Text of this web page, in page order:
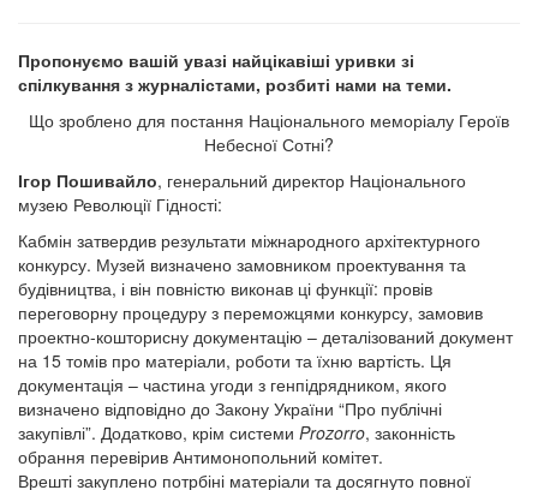
Пропонуємо вашій увазі найцікавіші уривки зі
спілкування з журналістами, розбиті нами на теми.
Що зроблено для постання Національного меморіалу Героїв
Небесної Сотні?
Ігор Пошивайло, генеральний директор Національного
музею Революції Гідності:
Кабмін затвердив результати міжнародного архітектурного
конкурсу. Музей визначено замовником проектування та
будівництва, і він повністю виконав ці функції: провів
переговорну процедуру з переможцями конкурсу, замовив
проектно-кошторисну документацію – деталізований документ
на 15 томів про матеріали, роботи та їхню вартість. Ця
документація – частина угоди з генпідрядником, якого
визначено відповідно до Закону України “Про публічні
закупівлі”. Додатково, крім системи Prozorro, законність
обрання перевірив Антимонопольний комітет.
Врешті закуплено потрбіні матеріали та досягнуто повної